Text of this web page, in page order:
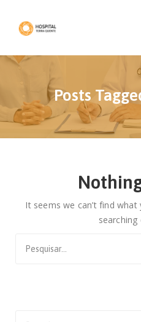
Posts
It seems we can’t find what
searching
for: